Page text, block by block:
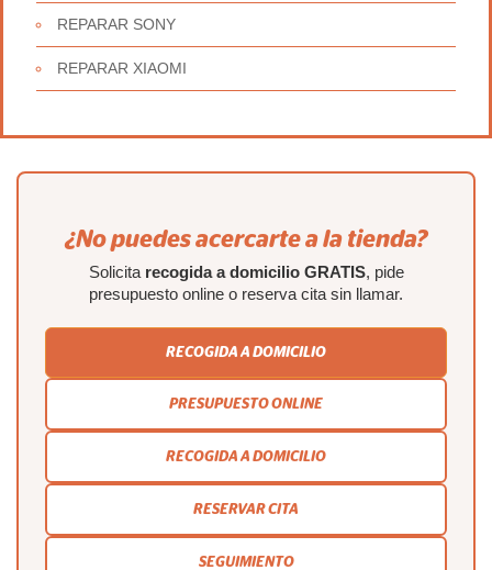
REPARAR SONY
REPARAR XIAOMI
¿No puedes acercarte a la tienda?
Solicita recogida a domicilio GRATIS, pide
presupuesto online o reserva cita sin llamar.
RECOGIDA A DOMICILIO
PRESUPUESTO ONLINE
RECOGIDA A DOMICILIO
RESERVAR CITA
SEGUIMIENTO